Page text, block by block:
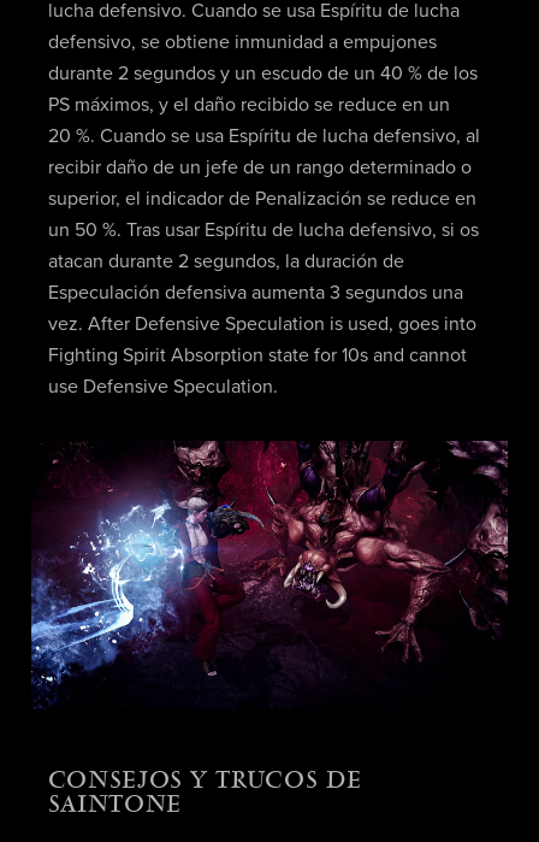
lucha defensivo. Cuando se usa Espíritu de lucha
defensivo, se obtiene inmunidad a empujones
durante 2 segundos y un escudo de un 40 % de los
PS máximos, y el daño recibido se reduce en un
20 %. Cuando se usa Espíritu de lucha defensivo, al
recibir daño de un jefe de un rango determinado o
superior, el indicador de Penalización se reduce en
un 50 %. Tras usar Espíritu de lucha defensivo, si os
atacan durante 2 segundos, la duración de
Especulación defensiva aumenta 3 segundos una
vez. After Defensive Speculation is used, goes into
Fighting Spirit Absorption state for 10s and cannot
use Defensive Speculation.
CONSEJOS Y TRUCOS DE
SAINTONE